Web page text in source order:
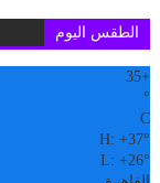
الطقس اليوم
+
35
°
C
H:+37°
L:+26°